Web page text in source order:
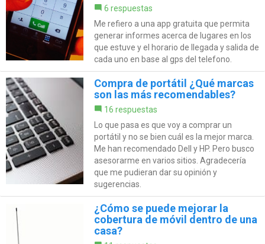
6 respuestas
Me refiero a una app gratuita que permita
generar informes acerca de lugares en los
que estuve y el horario de llegada y salida de
cada uno en base al gps del telefono.
Compra de portátil ¿Qué marcas
son las más recomendables?
16 respuestas
Lo que pasa es que voy a comprar un
portátil y no se bien cuál es la mejor marca.
Me han recomendado Dell y HP. Pero busco
asesorarme en varios sitios. Agradecería
que me pudieran dar su opinión y
sugerencias.
¿Cómo se puede mejorar la
cobertura de móvil dentro de una
casa?